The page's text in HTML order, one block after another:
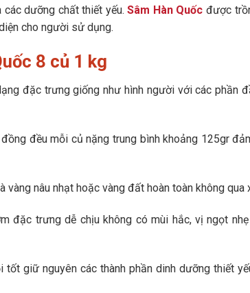
các dưỡng chất thiết yếu.Sâm Hàn Quốc được
cho người sử dụng.
8 củ 1 kg
đặc trưng giống như hình người với các phần
đều mỗi củ nặng trung bình khoảng 125gr
vàng nâu nhạt hoặc vàng đất hoàn toàn không
đặc trưng dễ chịu không có mùi hắc, vị ngọt
tốt giữ nguyên các thành phần dinh dưỡng thiết